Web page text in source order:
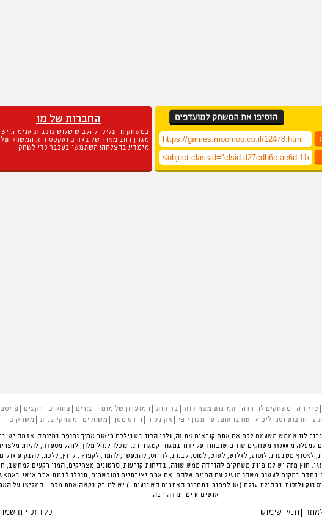
החברות של מו
במשחק זה עליכן להלביש שלוש כוכבות אנימה. יש
מגוון רחב מאוד של בגדים ואקססוריז. המשחק
מימדי! בהצלחה! השתמשו בעכבר כדי לשחק
טריוויה משחקים להורדה תמונות מצחיקות בדיחות המועדון של מומו עזרים צחוקים רקעים
חרבות וסנדלים 4 טורבו אופנוע מכון יופי אקינטור הורס מסך משחקים משחקי בנות משחקים
לנו שממש משעמם לכם אם אתם קוראים את זה, ולכן הכנו בשבילכם תיאור ארוך וחופר במיוחד. אז מה יש
להעביר את הזמן בכיף. פינת המשחקים הגדולה בארץ עם למעלה מ 11000 משחקים שווים שנבחרו על ידנו במגוון קטגוריות. תוכלו לנהל מלון,
לאסוף מטבעות, לנסוע, לגלוש, לשוט, לטוס, לבנות, להרוס, להתעשר, להמר, לקפוץ , לרוץ, ללכת, להבקיע
חוץ מזה יש לנו פינת משחקים להורדה ממש שווה, בדיחות קורעות, סרטונים מצחיקים, המון רקעים למחשב,
במקום לעשות משהו מועיל עם החיים שלהם. אם אתם יצירתיים ומוכשרים, תוכלו לבנות אתר אישי
ולזכות בתהילת עולם (או לפחות בתחרות האתרים השבועית..) יש לנו רק בקשה אחת מכם - המליצו על
אנשים זרים. תודה רבה!
תנאי שימוש כל הזכויות שמורות